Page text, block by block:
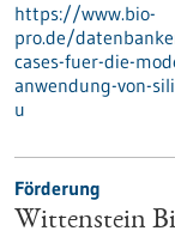
https://www.bio-
pro.de/
cases-fuer-die-
anwendung-von-
u
Förderung
Wittenstein